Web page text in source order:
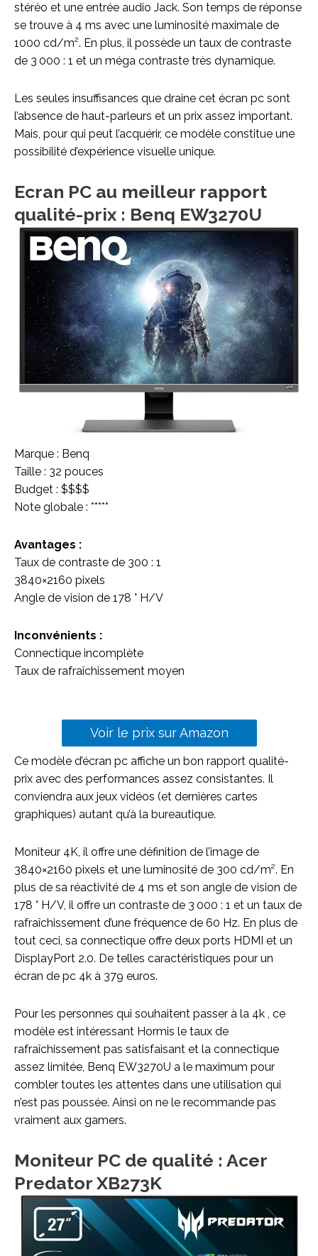
stéréo et une entrée audio Jack. Son temps de réponse
se trouve à 4 ms avec une luminosité maximale de
1000 cd/m². En plus, il possède un taux de contraste
de 3 000 : 1 et un méga contraste très dynamique.
Les seules insuffisances que draine cet écran pc sont
l’absence de haut-parleurs et un prix assez important.
Mais, pour qui peut l’acquérir, ce modèle constitue une
possibilité d’expérience visuelle unique.
Ecran PC au meilleur rapport
qualité-prix : Benq EW3270U
Marque : Benq
Taille : 32 pouces
Budget : $$$$
Note globale : *****
Avantages :
Taux de contraste de 300 : 1
3840×2160 pixels
Angle de vision de 178 ° H/V
Inconvénients :
Connectique incomplète
Taux de rafraîchissement moyen
Voir le prix sur Amazon
Ce modèle d’écran pc affiche un bon rapport qualité-
prix avec des performances assez consistantes. Il
conviendra aux jeux vidéos (et dernières cartes
graphiques) autant qu’à la bureautique.
Moniteur 4K, il offre une définition de l’image de
3840×2160 pixels et une luminosité de 300 cd/m². En
plus de sa réactivité de 4 ms et son angle de vision de
178 ° H/V, il offre un contraste de 3 000 : 1 et un taux de
rafraîchissement d’une fréquence de 60 Hz. En plus de
tout ceci, sa connectique offre deux ports HDMI et un
DisplayPort 2.0. De telles caractéristiques pour un
écran de pc 4k à 379 euros.
Pour les personnes qui souhaitent passer à la 4k , ce
modèle est intéressant Hormis le taux de
rafraîchissement pas satisfaisant et la connectique
assez limitée, Benq EW3270U a le maximum pour
combler toutes les attentes dans une utilisation qui
n’est pas poussée. Ainsi on ne le recommande pas
vraiment aux gamers.
Moniteur PC de qualité : Acer
Predator XB273K